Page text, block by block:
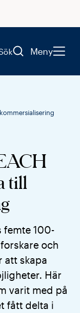
Meny
till
femte 100-
och
att skapa
Här
varit med på
fått delta i